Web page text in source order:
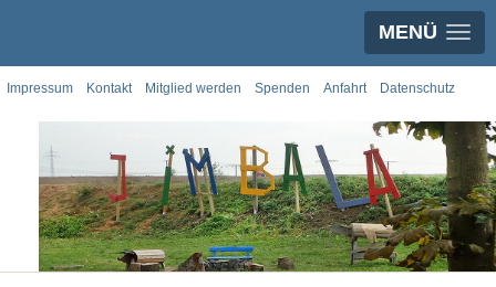
MENÜ
Impressum Kontakt Mitglied werden Spenden Anfahrt Datenschutz